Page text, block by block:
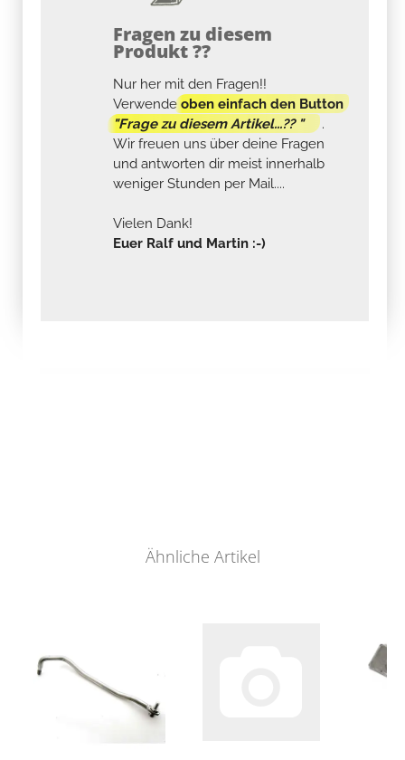
Fragen zu diesem
Produkt ??
Nur her mit den Fragen!!
Verwendeoben einfach den Button
"Frage zu diesem Artikel...?? "
.
Wir freuen uns über deine Fragen
und antworten dir meist innerhalb
weniger Stunden per Mail....
Vielen Dank!
Euer Ralf und Martin :-)
Ähnliche Artikel